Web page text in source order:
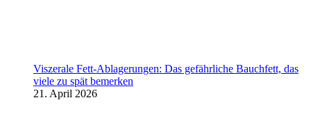
Viszerale Fett-Ablagerungen: Das gefährliche Bauchfett, das
viele zu spät bemerken
21. April 2026